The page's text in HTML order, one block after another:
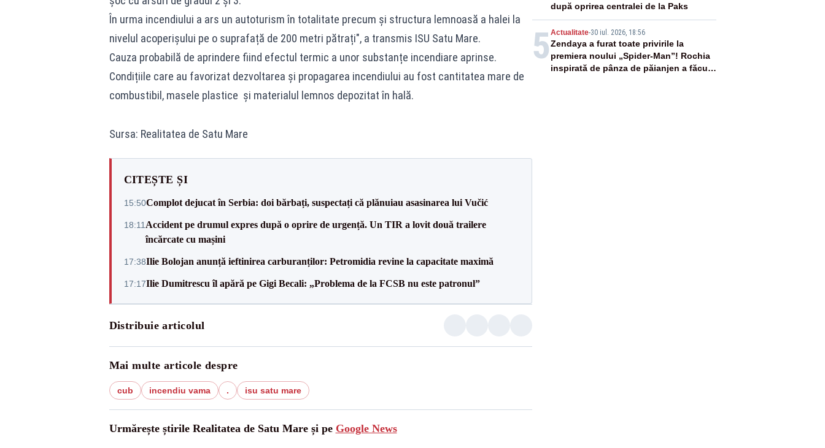
În urma incendiului a ars un autoturism în totalitate precum și structura lemnoasă a halei la
nivelul acoperișului pe o suprafață de 200 metri pătrați", a transmis ISU Satu Mare.
Cauza probabilă de aprindere fiind efectul termic a unor substanțe incendiare aprinse.
Condițiile care au favorizat dezvoltarea și propagarea incendiului au fost cantitatea mare de
combustibil, masele plastice și materialul lemnos depozitat în hală.
Sursa: Realitatea de Satu Mare
CITEȘTE ȘI
15:50Complot dejucat în Serbia: doi bărbați, suspectați că plănuiau asasinarea lui Vučić
18:11 Accident pe drumul expres după o oprire de urgență. Un TIR a lovit două trailere
încărcate cu mașini
17:38Ilie Bolojan anunță ieftinirea carburanților: Petromidia revine la capacitate maximă
17:17Ilie Dumitrescu îl apără pe Gigi Becali: „Problema de la FCSB nu este patronul”
Distribuie articolul
Mai multe articole despre
cub incendiu vama . isu satu mare
Urmărește știrile Realitatea de Satu Mare și pe Google News
după oprirea centralei de la Paks
5 Actualitate-30 iul. 2026, 18:56
Zendaya a furat toate privirile la
premiera noului „Spider-Man”! Rochia
inspirată de pânza de păianjen a făcut